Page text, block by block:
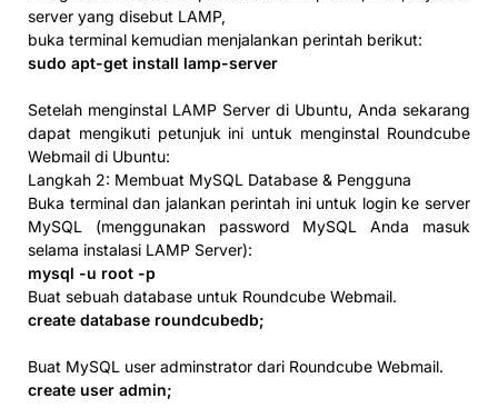
server yang disebut LAMP,
buka terminal kemudian menjalankan perintah berikut:
sudo apt-get install lamp-server
Setelah menginstal LAMP Server di Ubuntu, Anda sekarang
dapat mengikuti petunjuk ini untuk menginstal Roundcube
Webmail di Ubuntu:
Langkah 2: Membuat MySQL Database & Pengguna
Buka terminal dan jalankan perintah ini untuk login ke server
MySQL (menggunakan password MySQL Anda masuk
selama instalasi LAMP Server):
mysql -u root -p
Buat sebuah database untuk Roundcube Webmail.
create database roundcubedb;
Buat MySQL user adminstrator dari Roundcube Webmail.
create user admin;